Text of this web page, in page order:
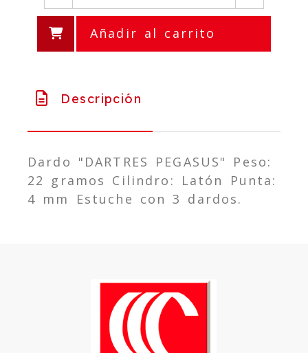
Añadir al carrito
Descripción
Dardo "DARTRES PEGASUS" Peso:
22 gramos Cilindro: Latón Punta:
4 mm Estuche con 3 dardos.